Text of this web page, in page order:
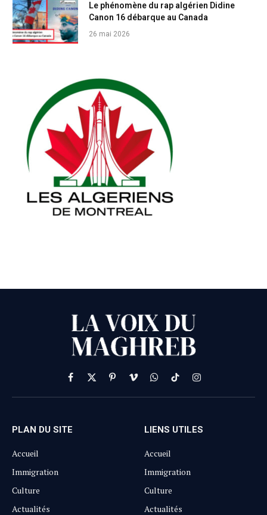
Le phénomène du rap algérien Didine
Canon 16 débarque au Canada
26 mai 2026
Facebook
X
(Twitter)
PinterestVimeoWhatsApp
TikTokInstagram
PLAN DU SITE
Accueil
Immigration
Culture
Actualités
LIENS UTILES
Accueil
Immigration
Culture
Actualités